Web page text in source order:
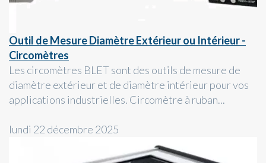
Outil de Mesure Diamètre Extérieur ou Intérieur -
Circomètres
Les circomètres BLET sont des outils de mesure de
diamètre extérieur et de diamètre intérieur pour vos
applications industrielles. Circomètre à ruban...
lundi 22 décembre 2025